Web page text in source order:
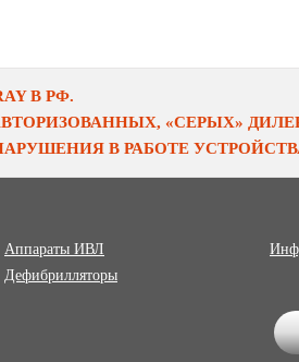
В РФ.
«СЕРЫХ»
В РАБОТЕ
Аппараты ИВЛ
Дефибрилляторы